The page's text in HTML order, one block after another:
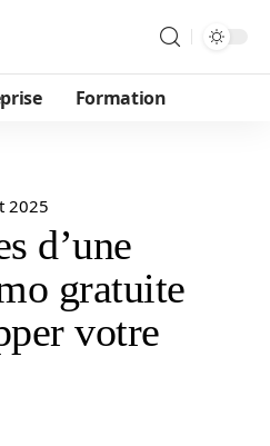
Formation
2025
d’une
gratuite
votre